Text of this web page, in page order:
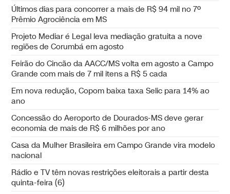
Últimos dias para concorrer a mais de R$ 94 mil no 7º
Prêmio Agrociência em MS
Projeto Mediar é Legal leva mediação gratuita a nove
regiões de Corumbá em agosto
Feirão do Cincão da AACC/MS volta em agosto a Campo
Grande com mais de 7 mil itens a R$ 5 cada
Em nova redução, Copom baixa taxa Selic para 14% ao
ano
Concessão do Aeroporto de Dourados-MS deve gerar
economia de mais de R$ 6 milhões por ano
Casa da Mulher Brasileira em Campo Grande vira modelo
nacional
Rádio e TV têm novas restrições eleitorais a partir desta
quinta-feira (6)